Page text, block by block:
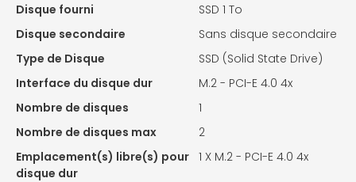
Disque fourni
SSD 1 To
Disque secondaire
Sans disque secondaire
Type de Disque
SSD (Solid State Drive)
Interface du disque dur
M.2 - PCI-E 4.0 4x
Nombre de disques
1
Nombre de disques max
2
Emplacement(s) libre(s) pour
disque dur
1 X M.2 - PCI-E 4.0 4x